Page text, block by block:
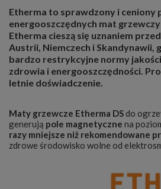
Etherma to sprawdzony i ceniony
energooszczędnych mat
Etherma cieszą się uznaniem
Austrii, Niemczech i Skandynawii,
bardzo restrykcyjne normy
zdrowia i energooszczędności.
letnie doświadczenie.
Maty grzewcze Etherma DSdo
generują pole magnetyczne na
razy mniejsze niż rekomendowane
zdrowe środowisko wolne od